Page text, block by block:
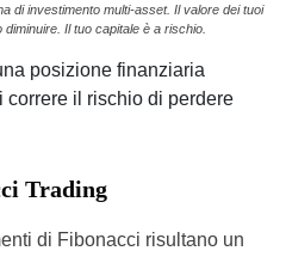
di investimento multi-asset. Il valore dei tuoi
Il tuo capitale è a rischio.
posizione finanziaria
correre il rischio di perdere
Trading
di Fibonacci risultano un